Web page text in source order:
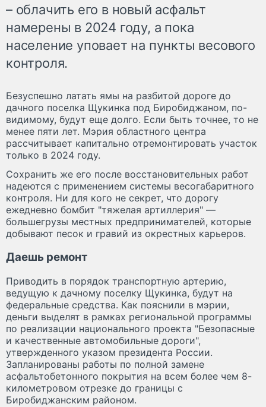
– облачить его в новый асфальт
намерены в 2024 году, а пока
население уповает на пункты весового
контроля.
Безуспешно латать ямы на разбитой дороге до
дачного поселка Щукинка под Биробиджаном, по-
видимому, будут еще долго. Если быть точнее, то не
менее пяти лет. Мэрия областного центра
рассчитывает капитально отремонтировать участок
только в 2024 году.
Сохранить же его после восстановительных работ
надеются с применением системы весогабаритного
контроля. Ни для кого не секрет, что дорогу
ежедневно бомбит "тяжелая артиллерия" —
большегрузы местных предпринимателей, которые
добывают песок и гравий из окрестных карьеров.
Даешь ремонт
Приводить в порядок транспортную артерию,
ведущую к дачному поселку Щукинка, будут на
федеральные средства. Как пояснили в мэрии,
деньги выделят в рамках региональной программы
по реализации национального проекта "Безопасные
и качественные автомобильные дороги",
утвержденного указом президента России.
Запланированы работы по полной замене
асфальтобетонного покрытия на всем более чем 8-
километровом отрезке до границы с
Биробиджанским районом.